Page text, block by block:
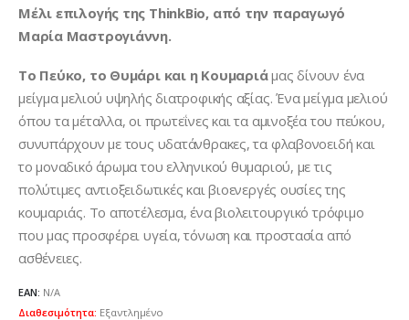
Μέλι επιλογής της ThinkBio, από την παραγωγό
Μαρία Μαστρογιάννη.
Το Πεύκο, το Θυμάρι και η Κουμαριάμας δίνουν ένα
μείγμα μελιού υψηλής διατροφικής αξίας. Ένα μείγμα μελιού
όπου τα μέταλλα, οι πρωτεΐνες και τα αμινοξέα του πεύκου,
συνυπάρχουν με τους υδατάνθρακες, τα φλαβονοειδή και
το μοναδικό άρωμα του ελληνικού θυμαριού, με τις
πολύτιμες αντιοξειδωτικές και βιοενεργές ουσίες της
κουμαριάς. Το αποτέλεσμα, ένα βιολειτουργικό τρόφιμο
που μας προσφέρει υγεία, τόνωση και προστασία από
ασθένειες.
EAN: N/A
Διαθεσιμότητα: Εξαντλημένο